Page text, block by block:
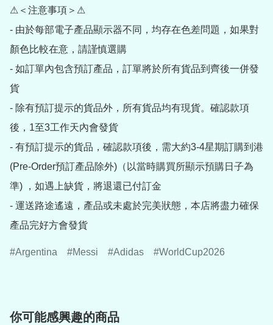
⚠＜注意事項＞⚠
- 由於每部電子產品顯示器不同，均存在色差問題，如果對
顏色比較在意，請謹慎選購
- 如訂單內包含預訂產品，訂單將於所有貨品到齊後一併發
貨
- 除有預訂提示的貨品外，所有貨品均有現貨。確認款項
後，1至3工作天內會發貨
- 有預訂提示的貨品，確認款項後，需大約3-4星期訂購到港
(Pre-Order預訂產品除外)（以當時購買所顯示預購日子為
準) ，如遇上缺貨，將退還已付訂金
- 運送路途遙遠，產品或未處於完美狀態，本店將盡力確保
產品完好方會發貨
Argentina Messi Adidas WorldCup2026
你可能感興趣的商品